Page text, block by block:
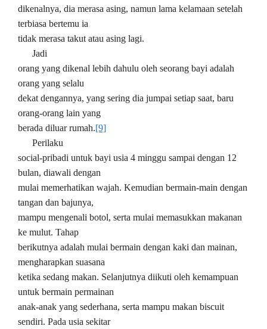
dikenalnya, dia merasa asing, namun lama kelamaan setelah
terbiasa bertemu ia
tidak merasa takut atau asing lagi.
Jadi
orang yang dikenal lebih dahulu oleh seorang bayi adalah
orang yang selalu
dekat dengannya, yang sering dia jumpai setiap saat, baru
orang-orang lain yang
berada diluar rumah.[9]
Perilaku
social-pribadi untuk bayi usia 4 minggu sampai dengan 12
bulan, diawali dengan
mulai memerhatikan wajah. Kemudian bermain-main dengan
tangan dan bajunya,
mampu mengenali botol, serta mulai memasukkan makanan
ke mulut. Tahap
berikutnya adalah mulai bermain dengan kaki dan mainan,
mengharapkan suasana
ketika sedang makan. Selanjutnya diikuti oleh kemampuan
untuk bermain permainan
anak-anak yang sederhana, serta mampu makan biscuit
sendiri. Pada usia sekitar